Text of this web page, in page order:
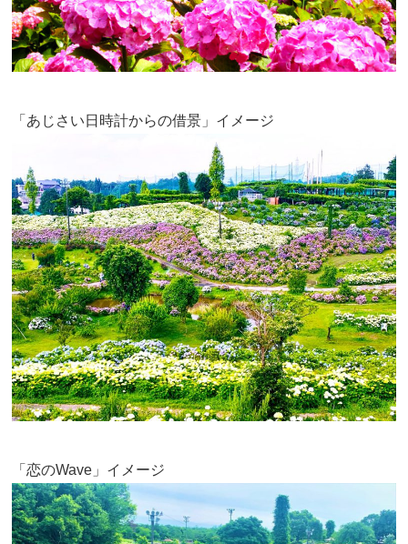
「あじさい日時計からの借景」イメージ
「恋のWave」イメージ